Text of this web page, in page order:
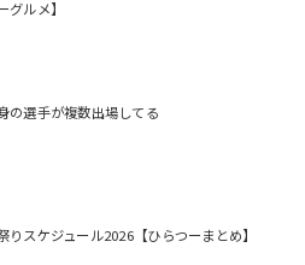
グルメ】
の選手が複数出場してる
りスケジュール2026【ひらつーまとめ】